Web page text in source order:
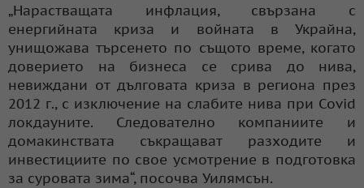
„Нарастващата инфлация, свързана с
енергийната криза и войната в Украйна,
унищожава търсенето по същото време, когато
доверието на бизнеса се срива до нива,
невиждани от дълговата криза в региона през
2012 г., с изключение на слабите нива при Covid
локдауните. Следователно компаниите и
домакинствата съкращават разходите и
инвестициите по свое усмотрение в подготовка
за суровата зима“, посочва Уилямсън.